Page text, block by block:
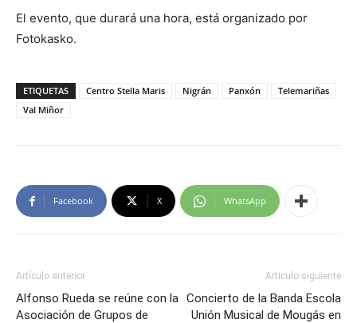
El evento, que durará una hora, está organizado por
Fotokasko.
ETIQUETAS Centro Stella Maris Nigrán Panxón
Telemariñas
Val Miñor
Facebook X WhatsApp
Artículo anterior
Alfonso Rueda se reúne con la
Asociación de Grupos de
Artículo siguiente
Concierto de la Banda Escola
Unión Musical de Mougás en